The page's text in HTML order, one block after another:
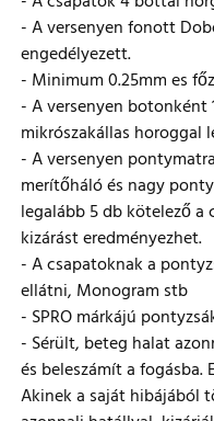
- A versenyen fonott
engedélyezett.
- Minimum 0.25mm es
- A versenyen botonként
mikrószakállas horoggal
- A versenyen
merítőháló és nagy
legalább 5 db kötelező a
kizárást eredményezhet.
- A csapatoknak a
ellátni, Monogram stb
- SPRO márkájú
- Sérült, beteg halat
és beleszámít a
Akinek a saját hibájából